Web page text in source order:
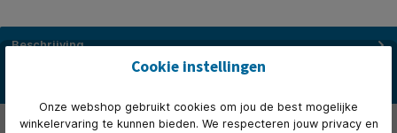
Beschrijving
* Fellowes inbindmachine Star+ 150. * Voor matig gebruik in een
Eigenschappen
Cookie instellingen
Onze webshop gebruikt cookies om jou de best mogelijke
winkelervaring te kunnen bieden. We respecteren jouw privacy en